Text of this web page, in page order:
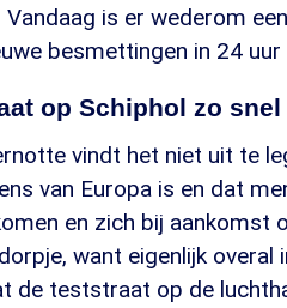
is er wederom
besmettingen in 24 uur
op Schiphol zo
vindt het niet uit te
van Europa is en dat
en zich bij aankomst
want eigenlijk
de teststraat op de